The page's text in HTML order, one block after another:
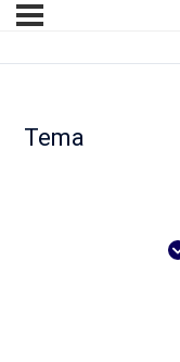
Tema